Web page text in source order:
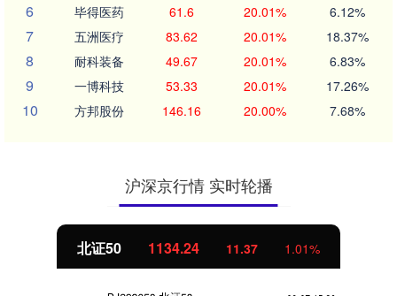
6 毕得医药 61.6 20.01% 6.12%
7 五洲医疗 83.62 20.01% 18.37%
8 耐科装备 49.67 20.01% 6.83%
9 一博科技 53.33 20.01% 17.26%
10 方邦股份 146.16 20.00% 7.68%
沪深京行情 实时轮播
北证50 1134.24 11.37 1.01%